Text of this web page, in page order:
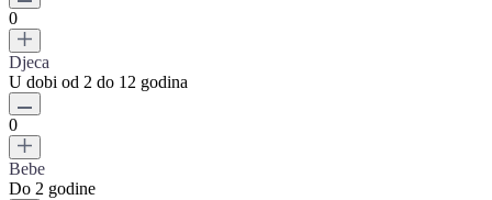
0
Djeca
U dobi od 2 do 12 godina
0
Bebe
Do 2 godine